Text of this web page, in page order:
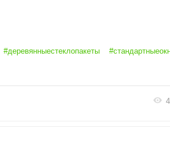
#деревянныестеклопакеты